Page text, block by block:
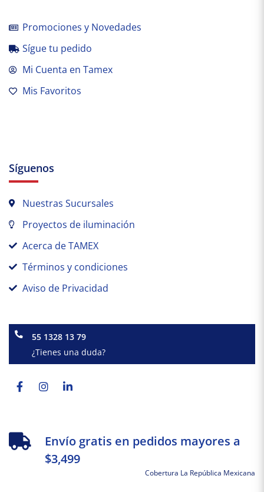
Promociones y Novedades
Sígue tu pedido
Mi Cuenta en Tamex
Mis Favoritos
Síguenos
Nuestras Sucursales
Proyectos de iluminación
Acerca de TAMEX
Términos y condiciones
Aviso de Privacidad
55 1328 13 79
¿Tienes una duda?
Facebook-
f
Instagram
Linkedin-
Envío gratis en pedidos mayores a
$3,499
Cobertura La República Mexicana